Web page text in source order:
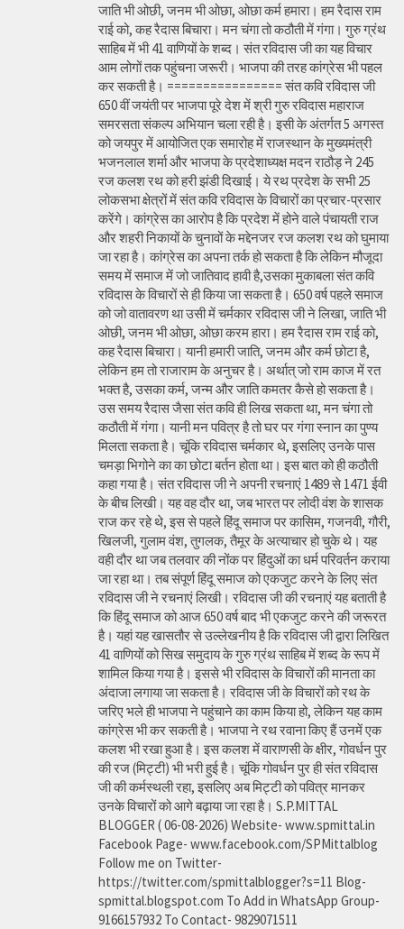
जाति भी ओछी, जनम भी ओछा, ओछा कर्म हमारा। हम रैदास राम
राई को, कह रैदास बिचारा। मन चंगा तो कठौती में गंगा। गुरु ग्रंथ
साहिब में भी 41 वाणियों के शब्द। संत रविदास जी का यह विचार
आम लोगों तक पहुंचना जरूरी। भाजपा की तरह कांग्रेस भी पहल
कर सकती है। ================ संत कवि रविदास जी
650 वीं जयंती पर भाजपा पूरे देश में श्री गुरु रविदास महाराज
समरसता संकल्प अभियान चला रही है। इसी के अंतर्गत 5 अगस्त
को जयपुर में आयोजित एक समारोह में राजस्थान के मुख्यमंत्री
भजनलाल शर्मा और भाजपा के प्रदेशाध्यक्ष मदन राठौड़ ने 245
रज कलश रथ को हरी झंडी दिखाई। ये रथ प्रदेश के सभी 25
लोकसभा क्षेत्रों में संत कवि रविदास के विचारों का प्रचार-प्रसार
करेंगे। कांग्रेस का आरोप है कि प्रदेश में होने वाले पंचायती राज
और शहरी निकायों के चुनावों के मद्देनजर रज कलश रथ को घुमाया
जा रहा है। कांग्रेस का अपना तर्क हो सकता है कि लेकिन मौजूदा
समय में समाज में जो जातिवाद हावी है,उसका मुकाबला संत कवि
रविदास के विचारों से ही किया जा सकता है। 650 वर्ष पहले समाज
को जो वातावरण था उसी में चर्मकार रविदास जी ने लिखा, जाति भी
ओछी, जनम भी ओछा, ओछा करम हारा। हम रैदास राम राई को,
कह रैदास बिचारा। यानी हमारी जाति, जनम और कर्म छोटा है,
लेकिन हम तो राजाराम के अनुचर है। अर्थात् जो राम काज में रत
भक्त है, उसका कर्म, जन्म और जाति कमतर कैसे हो सकता है।
उस समय रैदास जैसा संत कवि ही लिख सकता था, मन चंगा तो
कठौती में गंगा। यानी मन पवित्र है तो घर पर गंगा स्नान का पुण्य
मिलता सकता है। चूंकि रविदास चर्मकार थे, इसलिए उनके पास
चमड़ा भिगोने का का छोटा बर्तन होता था। इस बात को ही कठौती
कहा गया है। संत रविदास जी ने अपनी रचनाएं 1489 से 1471 ईवी
के बीच लिखी। यह वह दौर था, जब भारत पर लोदी वंश के शासक
राज कर रहे थे, इस से पहले हिंदू समाज पर कासिम, गजनवी, गौरी,
खिलजी, गुलाम वंश, तुगलक, तैमूर के अत्याचार हो चुके थे। यह
वही दौर था जब तलवार की नोंक पर हिंदुओं का धर्म परिवर्तन कराया
जा रहा था। तब संपूर्ण हिंदू समाज को एकजुट करने के लिए संत
रविदास जी ने रचनाएं लिखी। रविदास जी की रचनाएं यह बताती है
कि हिंदू समाज को आज 650 वर्ष बाद भी एकजुट करने की जरूरत
है। यहां यह खासतौर से उल्लेखनीय है कि रविदास जी द्वारा लिखित
41 वाणियोंं को सिख समुदाय के गुरु ग्रंथ साहिब में शब्द के रूप में
शामिल किया गया है। इससे भी रविदास के विचारों की मानता का
अंदाजा लगाया जा सकता है। रविदास जी के विचारों को रथ के
जरिए भले ही भाजपा ने पहुंचाने का काम किया हो, लेकिन यह काम
कांग्रेस भी कर सकती है। भाजपा ने रथ रवाना किए हैं उनमें एक
कलश भी रखा हुआ है। इस कलश में वाराणसी के क्षीर, गोवर्धन पुर
की रज (मिट्टी) भी भरी हुई है। चूंकि गोवर्धन पुर ही संत रविदास
जी की कर्मस्थली रहा, इसलिए अब मिट्टी को पवित्र मानकर
उनके विचारों को आगे बढ़ाया जा रहा है। S.P.MITTAL
BLOGGER ( 06-08-2026) Website- www.spmittal.in
Facebook Page- www.facebook.com/SPMittalblog
Follow me on Twitter-
https://twitter.com/spmittalblogger?s=11 Blog-
spmittal.blogspot.com To Add in WhatsApp Group-
9166157932 To Contact- 9829071511